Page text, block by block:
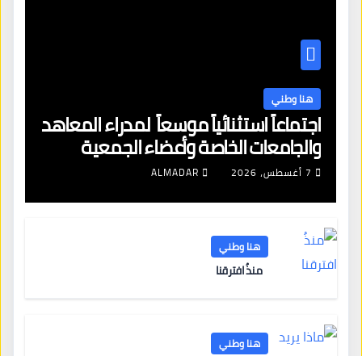
هنا وطني
اجتماعاً استثنائياً موسعاً لمدراء المعاهد
والجامعات الخاصة وأعضاء الجمعية
العمومية للنقابة العامة لمؤسسات
التعليم والتدريب الخاص في ليبيا
7 أغسطس، 2026 ALMADAR
هنا وطني
منذُ افترقنا
هنا وطني